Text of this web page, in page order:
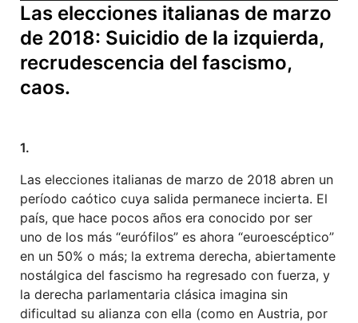
Las elecciones italianas de marzo
de 2018: Suicidio de la izquierda,
recrudescencia del fascismo,
caos.
1.
Las elecciones italianas de marzo de 2018 abren un
período caótico cuya salida permanece incierta. El
país, que hace pocos años era conocido por ser
uno de los más “eurófilos” es ahora “euroescéptico”
en un 50% o más; la extrema derecha, abiertamente
nostálgica del fascismo ha regresado con fuerza, y
la derecha parlamentaria clásica imagina sin
dificultad su alianza con ella (como en Austria, por